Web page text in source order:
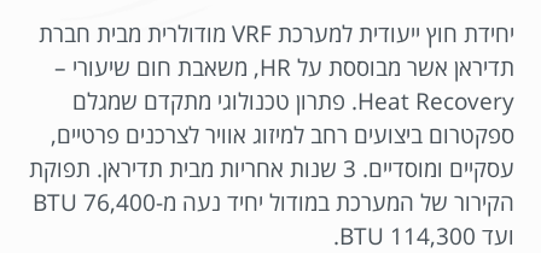
יחידת חוץ ייעודית למערכת VRF מודולרית מבית חברת
תדיראן אשר מבוססת על HR, משאבת חום שיעורי –
Heat Recovery. פתרון טכנולוגי מתקדם שמגלם
ספקטרום ביצועים רחב למיזוג אוויר לצרכנים פרטיים,
עסקיים ומוסדיים. 3 שנות אחריות מבית תדיראן. תפוקת
הקירור של המערכת במודול יחיד נעה מ-76,400 BTU
ועד 114,300 BTU.